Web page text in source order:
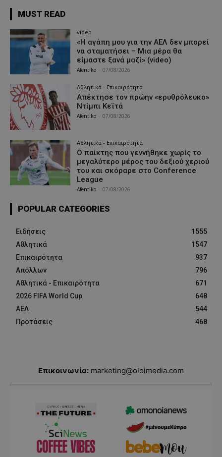
MUST READ
video
«Η αγάπη μου για την ΑΕΛ δεν μπορεί
να σταματήσει – Μια μέρα θα
είμαστε ξανά μαζί» (video)
Afentiko 07/08/2026
Αθλητικά - Επικαιρότητα
Απέκτησε τον πρώην «ερυθρόλευκο»
Ντίμπι Κεϊτά
Afentiko 07/08/2026
Αθλητικά - Επικαιρότητα
Ο παίκτης που γεννήθηκε χωρίς το
μεγαλύτερο μέρος του δεξιού χεριού
του και σκόραρε στο Conference
League
Afentiko 07/08/2026
POPULAR CATEGORIES
Ειδήσεις
1555
Αθλητικά
1547
Επικαιρότητα
937
Απόλλων
796
Αθλητικά - Επικαιρότητα
671
2026 FIFA World Cup
648
ΑΕΛ
544
Προτάσεις
468
Επικοινωνία: marketing@oloimedia.com